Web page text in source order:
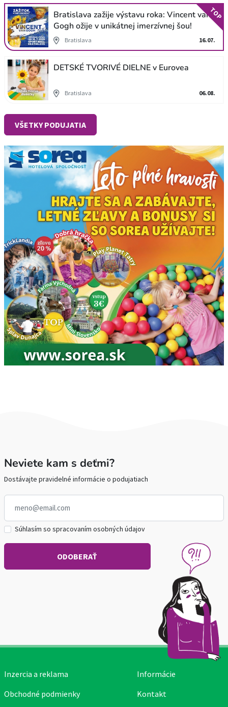
Bratislava zažije výstavu roka: Vincent van
Gogh ožije v unikátnej imerzívnej šou!
Bratislava 16.07.
TOP
DETSKÉ TVORIVÉ DIELNE v Eurovea
Bratislava 06.08.
VŠETKY PODUJATIA
Neviete kam s deťmi?
Dostávajte pravidelné informácie o podujatiach
Súhlasím so spracovaním osobných údajov
Inzercia a reklama
Obchodné podmienky
Informácie
Kontakt